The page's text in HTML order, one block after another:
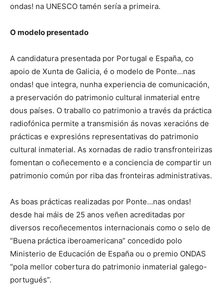
ondas! na UNESCO tamén sería a primeira.
O modelo presentado
A candidatura presentada por Portugal e España, co
apoio de Xunta de Galicia, é o modelo de Ponte…nas
ondas! que integra, nunha experiencia de comunicación,
a preservación do patrimonio cultural inmaterial entre
dous países. O traballo co patrimonio a través da práctica
radiofónica permite a transmisión ás novas xeracións de
prácticas e expresións representativas do patrimonio
cultural inmaterial. As xornadas de radio transfronteirizas
fomentan o coñecemento e a conciencia de compartir un
patrimonio común por riba das fronteiras administrativas.
As boas prácticas realizadas por Ponte…nas ondas!
desde hai máis de 25 anos veñen acreditadas por
diversos recoñecementos internacionais como o selo de
“Buena práctica iberoamericana” concedido polo
Ministerio de Educación de España ou o premio ONDAS
“pola mellor cobertura do patrimonio inmaterial galego-
portugués”.